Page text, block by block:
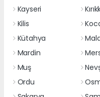
Kayseri
Kilis
Kütahya
Mardin
Muş
Ordu